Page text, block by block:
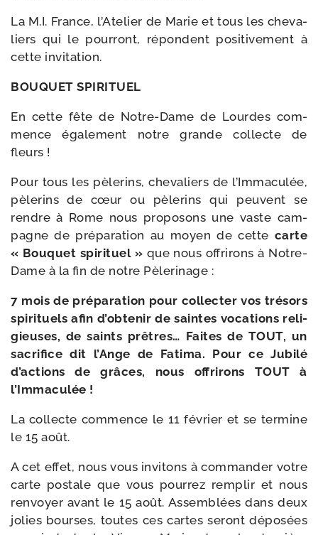
La M.I. France, l’Atelier de Marie et tous les che­va­
liers qui le pour­ront, répondent posi­ti­ve­ment à
cette invitation.
BOUQUET SPIRITUEL
En cette fête de Notre-​Dame de Lourdes com­
mence éga­le­ment notre grande col­lecte de
fleurs !
Pour tous les pèle­rins, che­va­liers de l’Immaculée,
pèle­rins de cœur ou pèle­rins qui peuvent se
rendre à Rome nous pro­po­sons une vaste cam­
pagne de pré­pa­ra­tion au moyen de cette carte
« Bouquet spi­ri­tuel » que nous offri­rons à Notre-​
Dame à la fin de notre Pèlerinage :
7 mois de pré­pa­ra­tion pour col­lec­ter vos tré­sors
spi­ri­tuels afin d’obtenir de saintes voca­tions reli­
gieuses, de saints prêtres… Faites de TOUT, un
sacri­fice dit l’Ange de Fatima. Pour ce Jubilé
d’actions de grâces, nous offri­rons TOUT à
l’Immaculée !
La col­lecte com­mence le 11 février et se ter­mine
le 15 août.
A cet effet, nous vous invi­tons à com­man­der votre
carte pos­tale que vous pour­rez rem­plir et nous
ren­voyer avant le 15 août. Assemblées dans deux
jolies bourses, toutes ces cartes seront dépo­sées